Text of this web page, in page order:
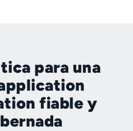
para una
fiable y